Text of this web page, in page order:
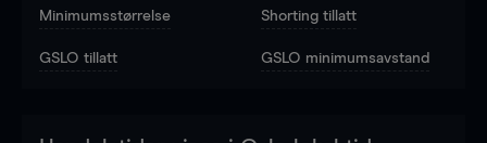
Minimumsstørrelse Shorting tillatt
GSLO tillatt GSLO minimumsavstand